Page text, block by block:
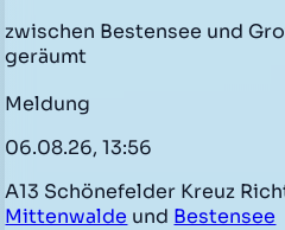
zwischen Bestensee und
geräumt
Meldung
06.08.26, 13:56
A13 Schönefelder Kreuz
Mittenwalde und Bestensee